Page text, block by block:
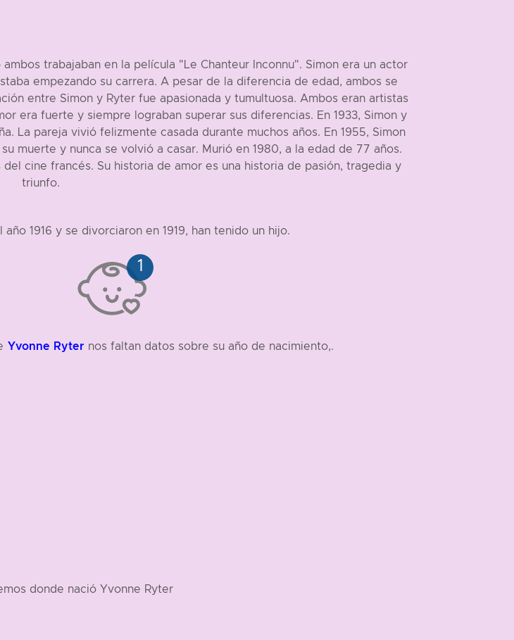
trabajaban en la película "Le Chanteur Inconnu". Simon era un actor
empezando su carrera. A pesar de la diferencia de edad, ambos se
entre Simon y Ryter fue apasionada y tumultuosa. Ambos eran artistas
era fuerte y siempre lograban superar sus diferencias. En 1933, Simon y
La pareja vivió felizmente casada durante muchos años. En 1955, Simon
muerte y nunca se volvió a casar. Murió en 1980, a la edad de 77 años.
cine francés. Su historia de amor es una historia de pasión, tragedia y
triunfo.
1916 y se divorciaron en 1919, han tenido un hijo.
Yvonne Ryter nos faltan datos sobre su año de nacimiento,.
donde nació Yvonne Ryter